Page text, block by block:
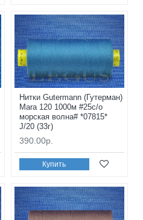
Нитки Gutermann (Гутерман)
Mara 120 1000м #25с/о
морская волна# *07815*
J/20 (33г)
390.00р.
Купить